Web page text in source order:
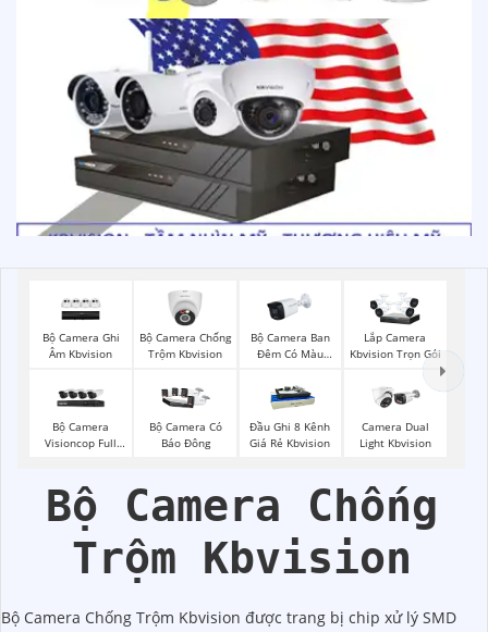
Bộ Camera Ghi
Âm Kbvision
Bộ Camera Chống
Trộm Kbvision
Bộ Camera Ban
Đêm Có Màu
Lắp Camera
Kbvision Trọn Gói
Bộ Camera
Visioncop Full
Bộ Camera Có
Báo Đông
Đầu Ghi 8 Kênh
Giá Rẻ Kbvision
Camera Dual
Light Kbvision
Bộ Camera Chống
Trộm Kbvision
Bộ Camera Chống Trộm Kbvision được trang bị chip xử lý SMD